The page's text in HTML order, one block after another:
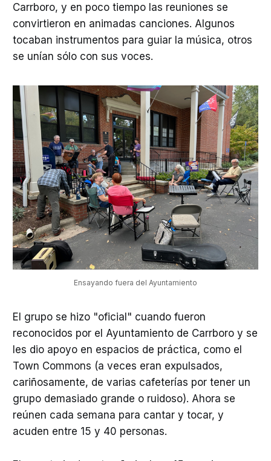
Carrboro, y en poco tiempo las reuniones se
convirtieron en animadas canciones. Algunos
tocaban instrumentos para guiar la música, otros
se unían sólo con sus voces.
Ensayando fuera del Ayuntamiento
El grupo se hizo "oficial" cuando fueron
reconocidos por el Ayuntamiento de Carrboro y se
les dio apoyo en espacios de práctica, como el
Town Commons (a veces eran expulsados,
cariñosamente, de varias cafeterías por tener un
grupo demasiado grande o ruidoso). Ahora se
reúnen cada semana para cantar y tocar, y
acuden entre 15 y 40 personas.